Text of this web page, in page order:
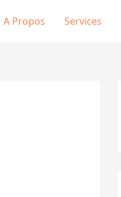
A Propos Services